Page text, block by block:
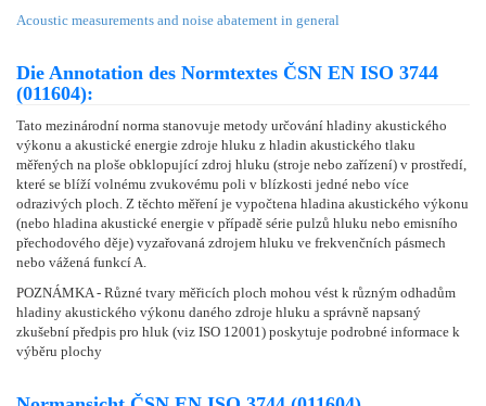
Acoustic measurements and noise abatement in general
Die Annotation des Normtextes ČSN EN ISO 3744
(011604):
Tato mezinárodní norma stanovuje metody určování hladiny akustického
výkonu a akustické energie zdroje hluku z hladin akustického tlaku
měřených na ploše obklopující zdroj hluku (stroje nebo zařízení) v prostředí,
které se blíží volnému zvukovému poli v blízkosti jedné nebo více
odrazivých ploch. Z těchto měření je vypočtena hladina akustického výkonu
(nebo hladina akustické energie v případě série pulzů hluku nebo emisního
přechodového děje) vyzařovaná zdrojem hluku ve frekvenčních pásmech
nebo vážená funkcí A.
POZNÁMKA - Různé tvary měřicích ploch mohou vést k různým odhadům
hladiny akustického výkonu daného zdroje hluku a správně napsaný
zkušební předpis pro hluk (viz ISO 12001) poskytuje podrobné informace k
výběru plochy